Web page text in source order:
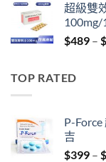
超級雙
100mg/
$489 – $
TOP RATED
P-
吉
$399 – $